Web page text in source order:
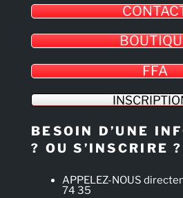
FFA
BESOIN D’UNE
? OU S’INSCRIRE ?
APPELEZ-NOUS
74 35